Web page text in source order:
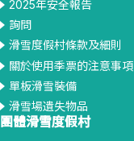
2025年安全報告
詢問
滑雪度假村條款及細則
關於使用季票的注意事項
單板滑雪裝備
滑雪場遺失物品
團體滑雪度假村